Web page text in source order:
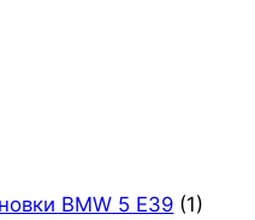
BMW 5 E39 (1)